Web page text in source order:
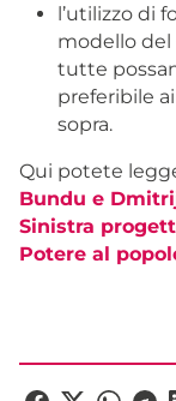
l’utilizzo di
modello
tutte
preferibile
sopra.
Qui potete
Bundu e
Sinistra
Potere al